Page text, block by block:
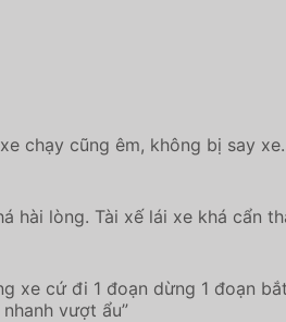
chạy cũng êm, không bị say
hài lòng. Tài xế lái xe khá cẩn
xe cứ đi 1 đoạn dừng 1 đoạn
vượt ẩu”